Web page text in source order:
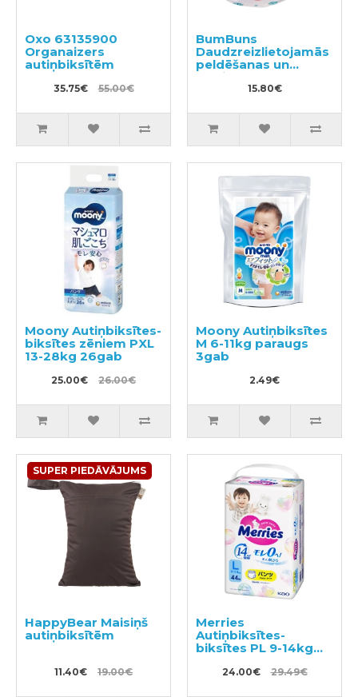
Oxo 63135900
Organaizers
autiņbiksītēm
35.75€ 55.00€
BumBuns
Daudzreizlietojamās
peldēšanas un
podiņmācību
autiņbiksīte M 11–15
15.80€
Moony Autiņbiksītes-
biksītes zēniem PXL
13-28kg 26gab
25.00€ 26.00€
Moony Autiņbiksītes
M 6-11kg paraugs
3gab
2.49€
SUPER PIEDĀVĀJUMS
HappyBear Maisiņš
autiņbiksītēm
11.40€ 19.00€
Merries
Autiņbiksītes-
biksītes PL 9-14kg
24.00€ 29.49€